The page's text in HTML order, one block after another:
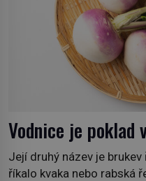
Vodnice je poklad
Její druhý název je
říkalo kvaka nebo rabská